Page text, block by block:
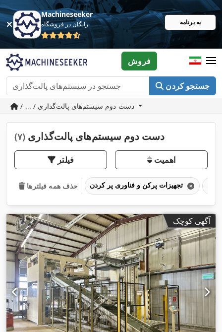
Machineseeker
رایگان در فروشگاه به برنامه
جستجو کردن
فروش
دست دوم سیستم‌های پالت‌گذاری (۷)
فیلتر اهمیت
حذف همه فیلترها
آگهی کوچک